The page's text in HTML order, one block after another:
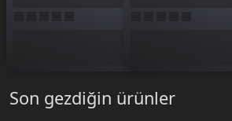
Son gezdiğin ürünler